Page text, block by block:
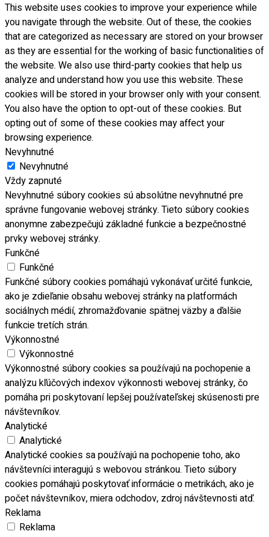
This website uses cookies to improve your experience while
you navigate through the website. Out of these, the cookies
that are categorized as necessary are stored on your browser
as they are essential for the working of basic functionalities of
the website. We also use third-party cookies that help us
analyze and understand how you use this website. These
cookies will be stored in your browser only with your consent.
You also have the option to opt-out of these cookies. But
opting out of some of these cookies may affect your
browsing experience.
Nevyhnutné
Nevyhnutné
Vždy zapnuté
Nevyhnutné súbory cookies sú absolútne nevyhnutné pre
správne fungovanie webovej stránky. Tieto súbory cookies
anonymne zabezpečujú základné funkcie a bezpečnostné
prvky webovej stránky.
Funkčné
Funkčné
Funkčné súbory cookies pomáhajú vykonávať určité funkcie,
ako je zdieľanie obsahu webovej stránky na platformách
sociálnych médií, zhromažďovanie spätnej väzby a ďalšie
funkcie tretích strán.
Výkonnostné
Výkonnostné
Výkonnostné súbory cookies sa používajú na pochopenie a
analýzu kľúčových indexov výkonnosti webovej stránky, čo
pomáha pri poskytovaní lepšej používateľskej skúsenosti pre
návštevníkov.
Analytické
Analytické
Analytické cookies sa používajú na pochopenie toho, ako
návštevníci interagujú s webovou stránkou. Tieto súbory
cookies pomáhajú poskytovať informácie o metrikách, ako je
počet návštevníkov, miera odchodov, zdroj návštevnosti atď.
Reklama
Reklama